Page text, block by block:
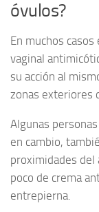
óvulos?
En muchos
vaginal
su acción al
zonas exteriores
Algunas
en cambio,
proximidades del
poco de crema
entrepierna.